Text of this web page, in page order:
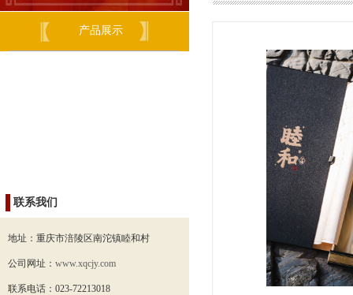
产品展示
联系我们
地址： 重庆市涪陵区南沱镇睦和村
公司网址： www.xqcjy.com
联系电话： 023-72213018